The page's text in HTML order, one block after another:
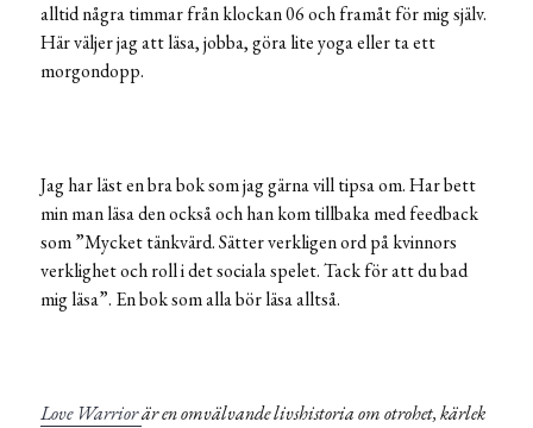
alltid några timmar från klockan 06 och framåt för mig själv.
Här väljer jag att läsa, jobba, göra lite yoga eller ta ett
morgondopp.
Jag har läst en bra bok som jag gärna vill tipsa om. Har bett
min man läsa den också och han kom tillbaka med feedback
som ”Mycket tänkvärd. Sätter verkligen ord på kvinnors
verklighet och roll i det sociala spelet. Tack för att du bad
mig läsa”. En bok som alla bör läsa alltså.
Love Warriorär en omvälvande livshistoria om otrohet, kärlek